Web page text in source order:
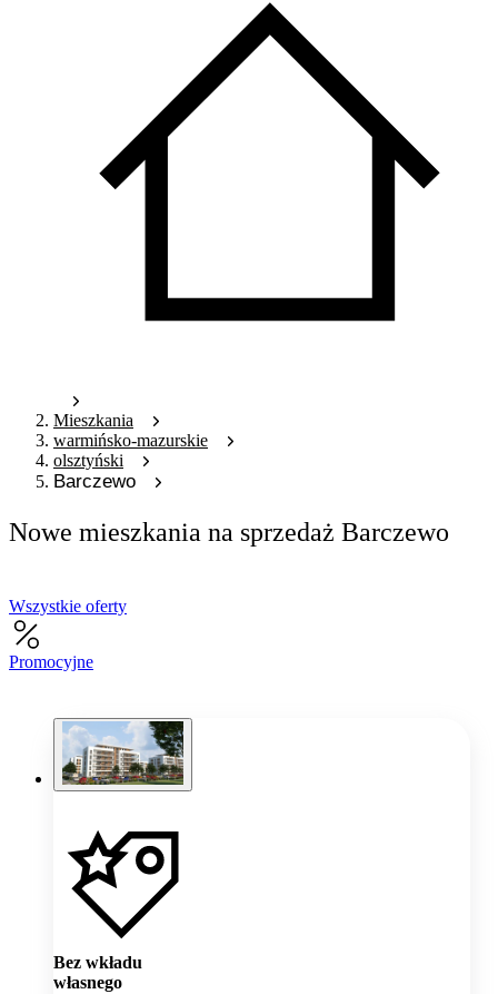
Mieszkania
warmińsko-mazurskie
olsztyński
Barczewo
Nowe mieszkania na sprzedaż Barczewo
Wszystkie oferty
Promocyjne
Bez wkładu
własnego